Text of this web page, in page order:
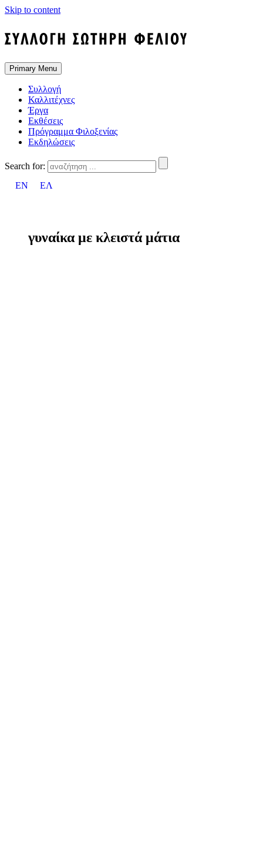
Skip to content
Primary Menu
Συλλογή
Καλλιτέχνες
Έργα
Εκθέσεις
Πρόγραμμα Φιλοξενίας
Εκδηλώσεις
Search for:
EN
ΕΛ
γυναίκα με κλειστά μάτια